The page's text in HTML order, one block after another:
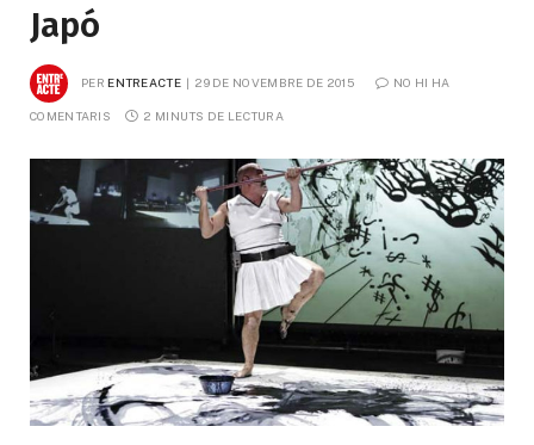
Japó
PER ENTREACTE 29 DE NOVEMBRE DE 2015 NO HI HA
COMENTARIS 2 MINUTS DE LECTURA